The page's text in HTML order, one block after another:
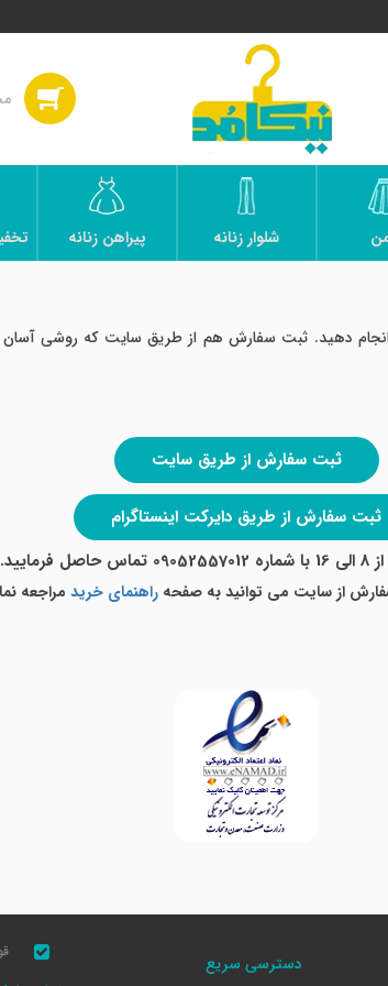
شلوار زنانه پیراهن زنانه
دهید. ثبت سفارش هم از طریق سایت که روشی
ثبت سفارش از طریق سایت
ثبت سفارش از طریق دایرکت اینستاگرام
از سایت می توانید به صفحه راهنمای خرید مراجعه
دسترسی سریع